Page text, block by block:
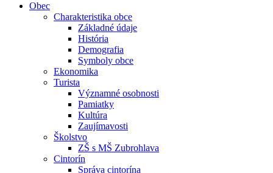
Obec
Charakteristika obce
Základné údaje
História
Demografia
Symboly obce
Ekonomika
Turista
Významné osobnosti
Pamiatky
Kultúra
Zaujímavosti
Školstvo
ZŠ s MŠ Zubrohlava
Cintorín
Správa cintorína